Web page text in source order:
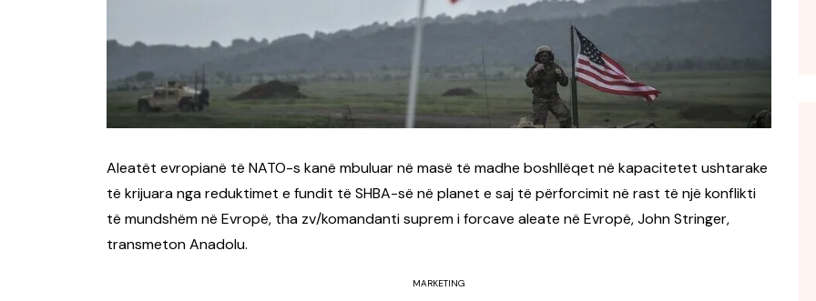
Aleatët evropianë të NATO-s kanë mbuluar në masë të madhe boshllëqet në kapacitetet ushtarake
të krijuara nga reduktimet e fundit të SHBA-së në planet e saj të përforcimit në rast të një konflikti
të mundshëm në Evropë, tha zv/komandanti suprem i forcave aleate në Evropë, John Stringer,
transmeton Anadolu.
MARKETING